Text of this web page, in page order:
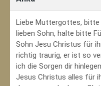
Liebe Muttergottes, bitte
lieben Sohn, halte bitte
Sohn Jesu Christus für
richtig traurig, er ist so
ich die Sorgen dir
Jesus Christus alles für